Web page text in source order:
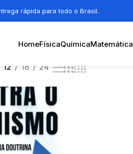
rápida para todo o Brasil.
HomeFísicaQuímicaMatemática
12 18 24